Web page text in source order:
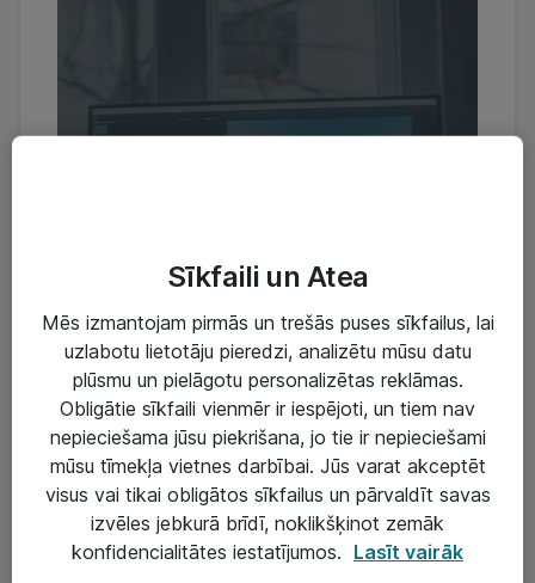
Sīkfaili un Atea
Mēs izmantojam pirmās un trešās puses sīkfailus, lai
uzlabotu lietotāju pieredzi, analizētu mūsu datu
plūsmu un pielāgotu personalizētas reklāmas.
Obligātie sīkfaili vienmēr ir iespējoti, un tiem nav
nepieciešama jūsu piekrišana, jo tie ir nepieciešami
mūsu tīmekļa vietnes darbībai. Jūs varat akceptēt
visus vai tikai obligātos sīkfailus un pārvaldīt savas
izvēles jebkurā brīdī, noklikšķinot zemāk
konfidencialitātes iestatījumos. Lasīt vairāk